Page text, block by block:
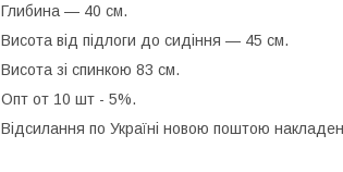
Глибина — 40 см.
Висота від підлоги до сидіння — 45 см.
Висота зі спинкою 83 см.
Опт от 10 шт - 5%.
Відсилання по Україні новою поштою